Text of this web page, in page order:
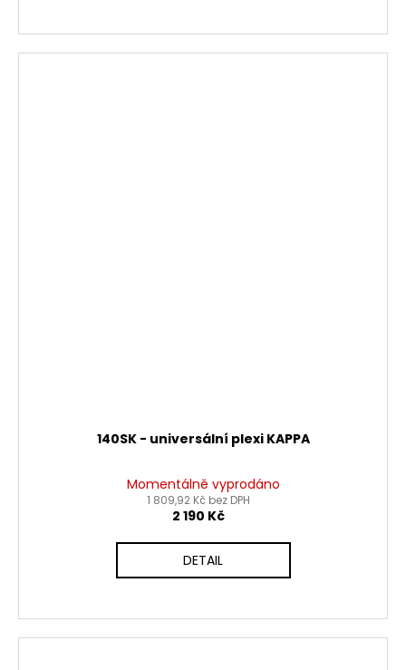
140SK - universální plexi KAPPA
Momentálně vyprodáno
1 809,92 Kč bez DPH
2 190 Kč
DETAIL